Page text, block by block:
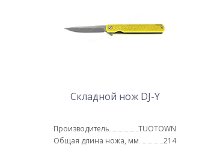
Складной нож DJ-Y
Производитель
TUOTOWN
Общая длина ножа, мм
214